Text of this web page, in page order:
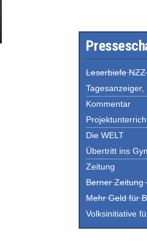
Leserbiefe
Tagesanzeiger,
Kommentar
Die WELT
Übertritt ins
Zeitung
Berner Zeitung
Mehr Geld für
Volksinitiative